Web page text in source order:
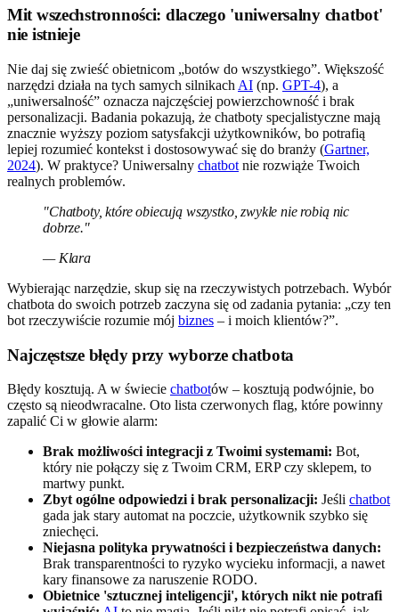
Mit wszechstronności: dlaczego 'uniwersalny chatbot'
nie istnieje
Nie daj się zwieść obietnicom „botów do wszystkiego”. Większość
narzędzi działa na tych samych silnikach AI (np. GPT-4), a
„uniwersalność” oznacza najczęściej powierzchowność i brak
personalizacji. Badania pokazują, że chatboty specjalistyczne mają
znacznie wyższy poziom satysfakcji użytkowników, bo potrafią
lepiej rozumieć kontekst i dostosowywać się do branży (Gartner,
2024). W praktyce? Uniwersalny chatbot nie rozwiąże Twoich
realnych problemów.
"Chatboty, które obiecują wszystko, zwykle nie robią nic
dobrze."
— Klara
Wybierając narzędzie, skup się na rzeczywistych potrzebach. Wybór
chatbota do swoich potrzeb zaczyna się od zadania pytania: „czy ten
bot rzeczywiście rozumie mój biznes – i moich klientów?”.
Najczęstsze błędy przy wyborze chatbota
Błędy kosztują. A w świecie chatbotów – kosztują podwójnie, bo
często są nieodwracalne. Oto lista czerwonych flag, które powinny
zapalić Ci w głowie alarm:
Brak możliwości integracji z Twoimi systemami: Bot,
który nie połączy się z Twoim CRM, ERP czy sklepem, to
martwy punkt.
Zbyt ogólne odpowiedzi i brak personalizacji: Jeśli chatbot
gada jak stary automat na poczcie, użytkownik szybko się
zniechęci.
Niejasna polityka prywatności i bezpieczeństwa danych:
Brak transparentności to ryzyko wycieku informacji, a nawet
kary finansowe za naruszenie RODO.
Obietnice 'sztucznej inteligencji', których nikt nie potrafi